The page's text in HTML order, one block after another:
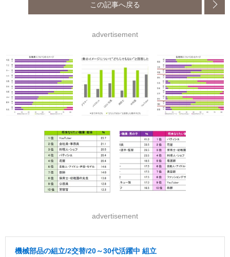
この記事へ戻る
advertisement
advertisement
機械部品の組立/2交替/20～30代活躍中 組立